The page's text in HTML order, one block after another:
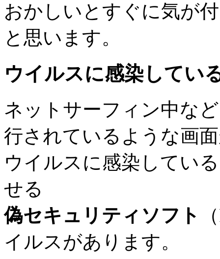
おかしいとすぐに気が
と思います。
ウイルスに感染してい
ネットサーフィン中な
行されているような画
ウイルスに感染してい
せる
偽セキュリティソフト
イルスがあります。